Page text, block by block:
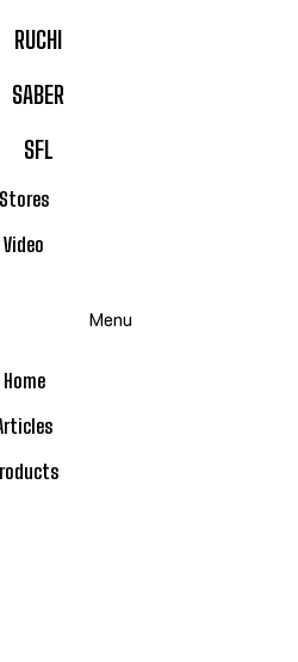
RUCHI
SABER
SFL
Stores
Video
Home
Menu